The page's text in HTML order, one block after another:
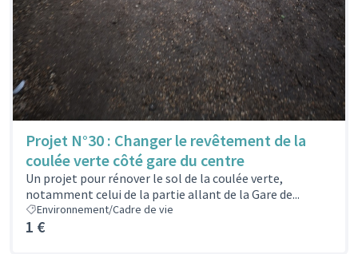
Projet N°30 : Changer le revêtement de la
coulée verte côté gare du centre
Un projet pour rénover le sol de la coulée verte,
notamment celui de la partie allant de la Gare de...
Environnement/Cadre de vie
1 €